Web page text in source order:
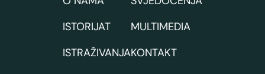
ISTORIJAT
ISTRAŽIVANJA
MULTIMEDIA
KONTAKT